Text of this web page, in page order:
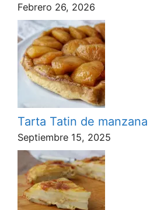
Febrero 26, 2026
Tarta Tatin de manzana
Septiembre 15, 2025